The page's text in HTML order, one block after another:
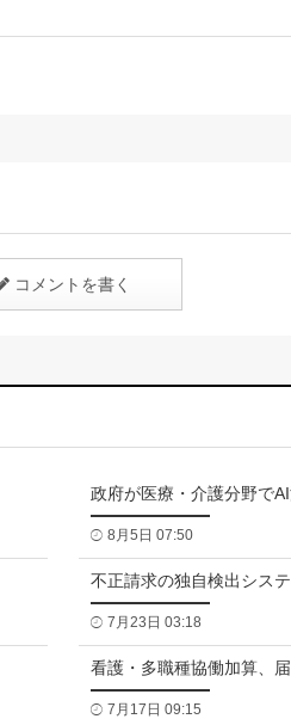
コメントを書く
政府が医療・介護分野で
8月5日 07:50
不正請求の独自検出シス
7月23日 03:18
看護・多職種協働加算、
7月17日 09:15